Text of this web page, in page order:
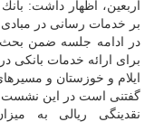
اربعین، اظهار داشت:
بر خدمات رسانی در
در ادامه جلسه ضمن بحث
برای ارائه خدمات بانكی
ایلام و خوزستان و
گفتنی است در این نشست،
نقدینگی ریالی به